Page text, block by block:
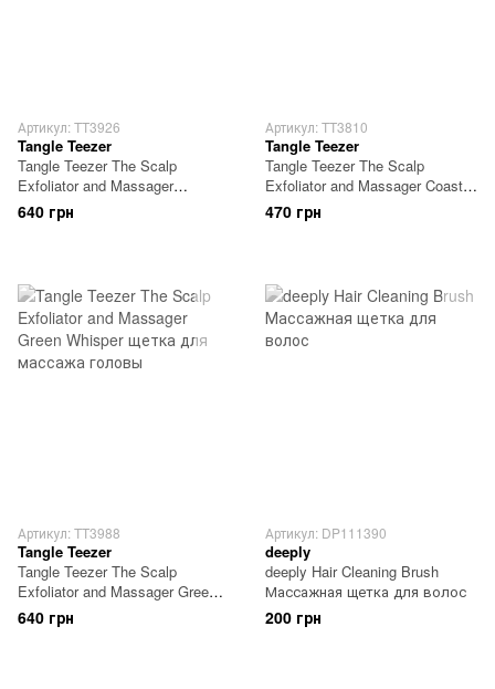
Артикул: TT3926
Tangle Teezer
Tangle Teezer The Scalp
Exfoliator and Massager
Lavender Lite щетка для
массажа головы
640 грн
Артикул: TT3810
Tangle Teezer
Tangle Teezer The Scalp
Exfoliator and Massager Coastal
Blue щетка для массажа
головы
470 грн
Артикул: TT3988
Tangle Teezer
Tangle Teezer The Scalp
Exfoliator and Massager Green
Whisper щетка для массажа
головы
640 грн
Артикул: DP111390
deeply
deeply Hair Cleaning Brush
Массажная щетка для волос
200 грн